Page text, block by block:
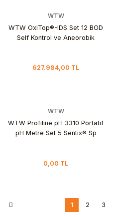
WTW
WTW OxiTop®-IDS Set 12 BOD
Self Kontrol ve Aneorobik
627.984,00 TL
WTW
WTW Profiline pH 3310 Portatif
pH Metre Set 5 Sentix® Sp
0,00 TL
1 2 3